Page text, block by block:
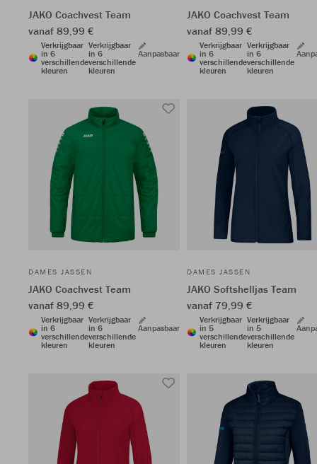
JAKO Coachvest Team
vanaf 89,99 €
Verkrijgbaar
in 6
verschillende
kleuren
Verkrijgbaar
in 6
verschillende
kleuren
Aanpasbaar
JAKO Coachvest Team
vanaf 89,99 €
Verkrijgbaar
in 6
verschillende
kleuren
Verkrijgbaar
in 6
verschillende
kleuren
DAMES JASSEN
JAKO Coachvest Team
vanaf 89,99 €
Verkrijgbaar
in 6
verschillende
kleuren
Verkrijgbaar
in 6
verschillende
kleuren
Aanpasbaar
DAMES JASSEN
JAKO Softshelljas Team
vanaf 79,99 €
Verkrijgbaar
in 5
verschillende
kleuren
Verkrijgbaar
in 5
verschillende
kleuren